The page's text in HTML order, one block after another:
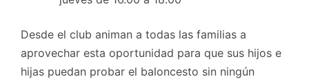
Desde el club animan a todas las familias a
aprovechar esta oportunidad para que sus hijos e
hijas puedan probar el baloncesto sin ningún